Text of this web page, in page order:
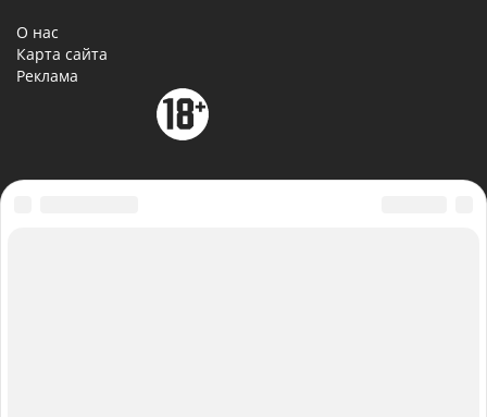
О нас
Карта сайта
Реклама